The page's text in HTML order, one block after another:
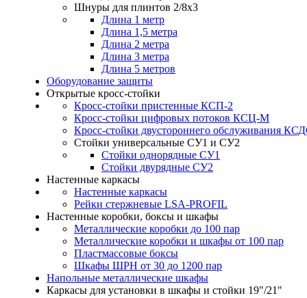
Шнуры для плинтов 2/8х3
Длина 1 метр
Длина 1,5 метра
Длина 2 метра
Длина 3 метра
Длина 5 метров
Оборудование защиты
Открытые кросс-стойки
Кросс-стойки пристенные КСП-2
Кросс-стойки цифровых потоков КСЦ-M
Кросс-стойки двустороннего обслуживания
Стойки универсальные СУ1 и СУ2
Стойки однорядные СУ1
Стойки двурядные СУ2
Настенные каркасы
Настенные каркасы
Рейки стержневые LSA-PROFIL
Настенные коробки, боксы и шкафы
Металлические коробки до 100 пар
Металлические коробки и шкафы от 100 пар
Пластмассовые боксы
Шкафы ШРН от 30 до 1200 пар
Напольные металлические шкафы
Каркасы для установки в шкафы и стойки 19"/21"